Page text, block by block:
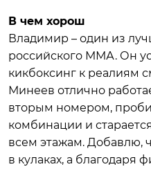
В чем хорош
Владимир – один из
российского ММА. Он
кикбоксинг к реалиям
Минеев отлично
вторым номером,
комбинации и
всем этажам. Добавлю,
в кулаках, а благодаря